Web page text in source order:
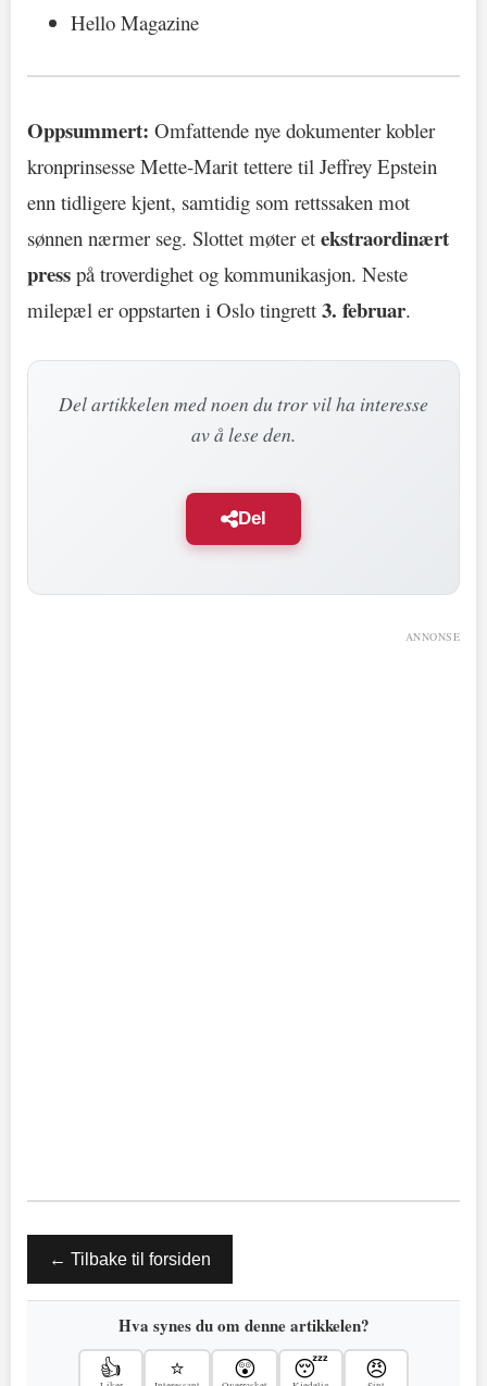
Hello Magazine
Oppsummert: Omfattende nye dokumenter kobler
kronprinsesse Mette-Marit tettere til Jeffrey Epstein
enn tidligere kjent, samtidig som rettssaken mot
sønnen nærmer seg. Slottet møter et ekstraordinært
press på troverdighet og kommunikasjon. Neste
milepæl er oppstarten i Oslo tingrett 3. februar.
Del artikkelen med noen du tror vil ha interesse
av å lese den.
Del
ANNONSE
← Tilbake til forsiden
Hva synes du om denne artikkelen?
👍 ⭐ 😲 😴 😠